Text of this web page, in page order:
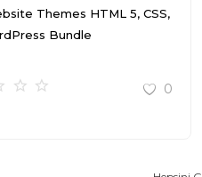
Themes HTML 5, CSS,
Bundle
0